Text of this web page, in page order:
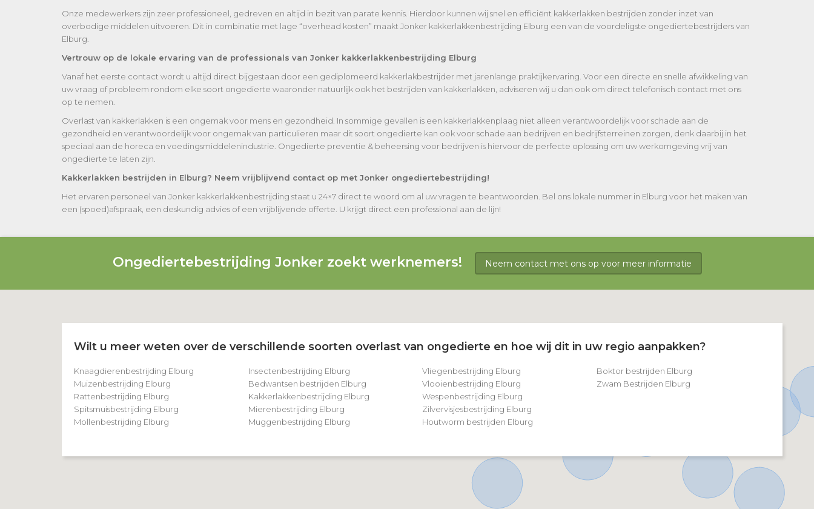
Onze medewerkers zijn zeer professioneel, gedreven en altijd in bezit van parate kennis. Hierdoor kunnen wij snel en efficiënt kakkerlakken bestrijden zonder inzet van
overbodige middelen uitvoeren. Dit in combinatie met lage “overhead kosten” maakt Jonker kakkerlakkenbestrijding Elburg een van de voordeligste ongediertebestrijders van
Elburg.
Vertrouw op de lokale ervaring van de professionals van Jonker kakkerlakkenbestrijding Elburg
Vanaf het eerste contact wordt u altijd direct bijgestaan door een gediplomeerd kakkerlakbestrijder met jarenlange praktijkervaring. Voor een directe en snelle afwikkeling van
uw vraag of probleem rondom elke soort ongedierte waaronder natuurlijk ook het bestrijden van kakkerlakken, adviseren wij u dan ook om direct telefonisch contact met ons
op te nemen.
Overlast van kakkerlakken is een ongemak voor mens en gezondheid. In sommige gevallen is een kakkerlakkenplaag niet alleen verantwoordelijk voor schade aan de
gezondheid en verantwoordelijk voor ongemak van particulieren maar dit soort ongedierte kan ook voor schade aan bedrijven en bedrijfsterreinen zorgen, denk daarbij in het
speciaal aan de horeca en voedingsmiddelenindustrie. Ongedierte preventie & beheersing voor bedrijven is hiervoor de perfecte oplossing om uw werkomgeving vrij van
ongedierte te laten zijn.
Kakkerlakken bestrijden in Elburg? Neem vrijblijvend contact op met Jonker ongediertebestrijding!
Het ervaren personeel van Jonker kakkerlakkenbestrijding staat u 24×7 direct te woord om al uw vragen te beantwoorden. Bel ons lokale nummer in Elburg voor het maken van
een (spoed)afspraak, een deskundig advies of een vrijblijvende offerte. U krijgt direct een professional aan de lijn!
Ongediertebestrijding Jonker zoekt werknemers! Neem contact met ons op voor meer informatie
Wilt u meer weten over de verschillende soorten overlast van ongedierte en hoe wij dit in uw regio aanpakken?
Knaagdierenbestrijding Elburg
Muizenbestrijding Elburg
Rattenbestrijding Elburg
Spitsmuisbestrijding Elburg
Mollenbestrijding Elburg
Insectenbestrijding Elburg
Bedwantsen bestrijden Elburg
Kakkerlakkenbestrijding Elburg
Mierenbestrijding Elburg
Muggenbestrijding Elburg
Vliegenbestrijding Elburg
Vlooienbestrijding Elburg
Wespenbestrijding Elburg
Zilvervisjesbestrijding Elburg
Houtworm bestrijden Elburg
Boktor bestrijden Elburg
Zwam Bestrijden Elburg